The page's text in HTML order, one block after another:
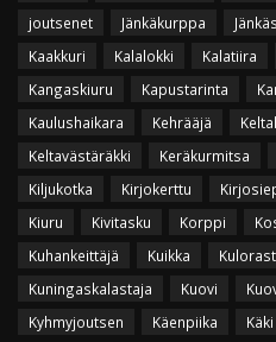
joutsenet
Jänkäkurppa
Kaakkuri
Kalalokki Kalatiira
Kangaskiuru
Kapustarinta
Kaulushaikara
Kehrääjä
Keltavästäräkki
Keräkurmitsa
Kiljukotka
Kirjokerttu
Kiuru
Kivitasku Korppi
Kuhankeittäjä
Kuikka
Kuningaskalastaja
Kuovi
Kyhmyjoutsen
Käenpiika Käki